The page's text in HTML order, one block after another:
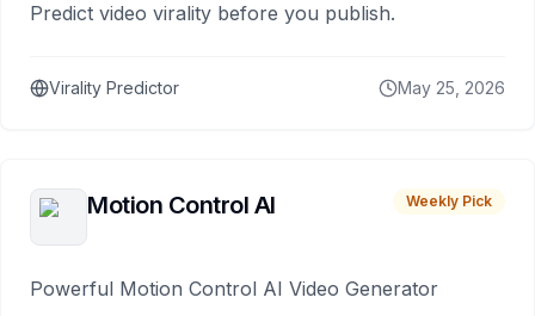
Predict video virality before you publish.
Virality Predictor May 25, 2026
Motion Control AI Weekly Pick
Powerful Motion Control AI Video Generator